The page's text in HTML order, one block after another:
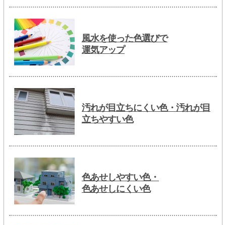
風水を使った色選びで
運気アップ
汚れが目立ちにくい色・汚れが目
立ちやすい色
色あせしやすい色・
色あせしにくい色